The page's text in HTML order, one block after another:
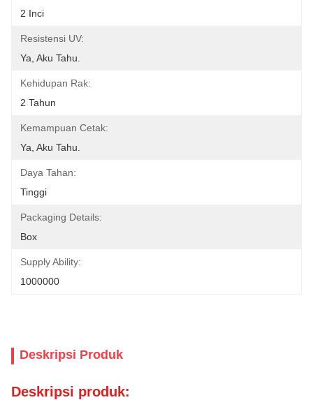
2 Inci
Resistensi UV:
Ya, Aku Tahu.
Kehidupan Rak:
2 Tahun
Kemampuan Cetak:
Ya, Aku Tahu.
Daya Tahan:
Tinggi
Packaging Details:
Box
Supply Ability:
1000000
Deskripsi Produk
Deskripsi produk: